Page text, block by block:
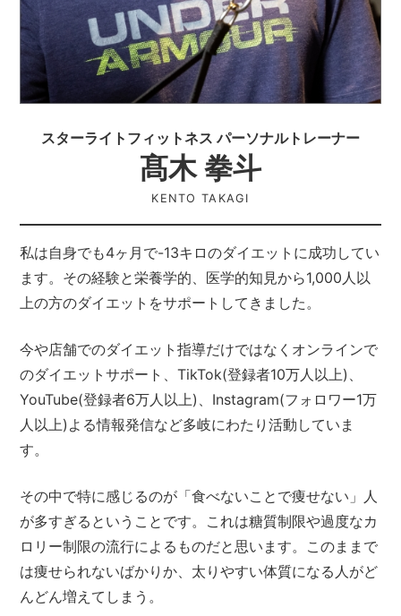
スターライトフィットネス パーソナルトレーナー
髙木 拳斗
KENTO TAKAGI
私は自身でも4ヶ月で-13キロのダイエットに成功してい
ます。その経験と栄養学的、医学的知見から1,000人以
上の方のダイエットをサポートしてきました。
今や店舗でのダイエット指導だけではなくオンラインで
のダイエットサポート、TikTok(登録者10万人以上)、
YouTube(登録者6万人以上)、Instagram(フォロワー1万
人以上)よる情報発信など多岐にわたり活動していま
す。
その中で特に感じるのが「食べないことで痩せない」人
が多すぎるということです。これは糖質制限や過度なカ
ロリー制限の流行によるものだと思います。このままで
は痩せられないばかりか、太りやすい体質になる人がど
んどん増えてしまう。